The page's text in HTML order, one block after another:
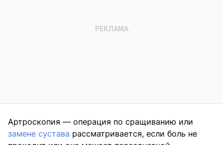
Артроскопия — операция по сращиванию или
замене сустава рассматривается, если боль не